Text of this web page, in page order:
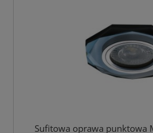
Sufitowa oprawa punktowa